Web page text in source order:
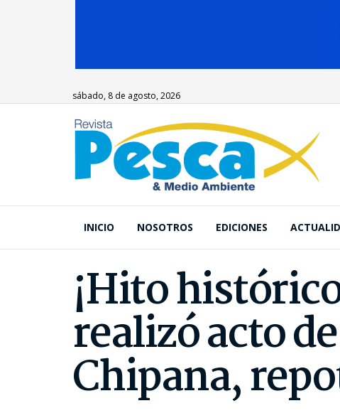
sábado, 8 de agosto, 2026
INICIO NOSOTROS EDICIONES
¡Hito
realizó acto
Chipana,